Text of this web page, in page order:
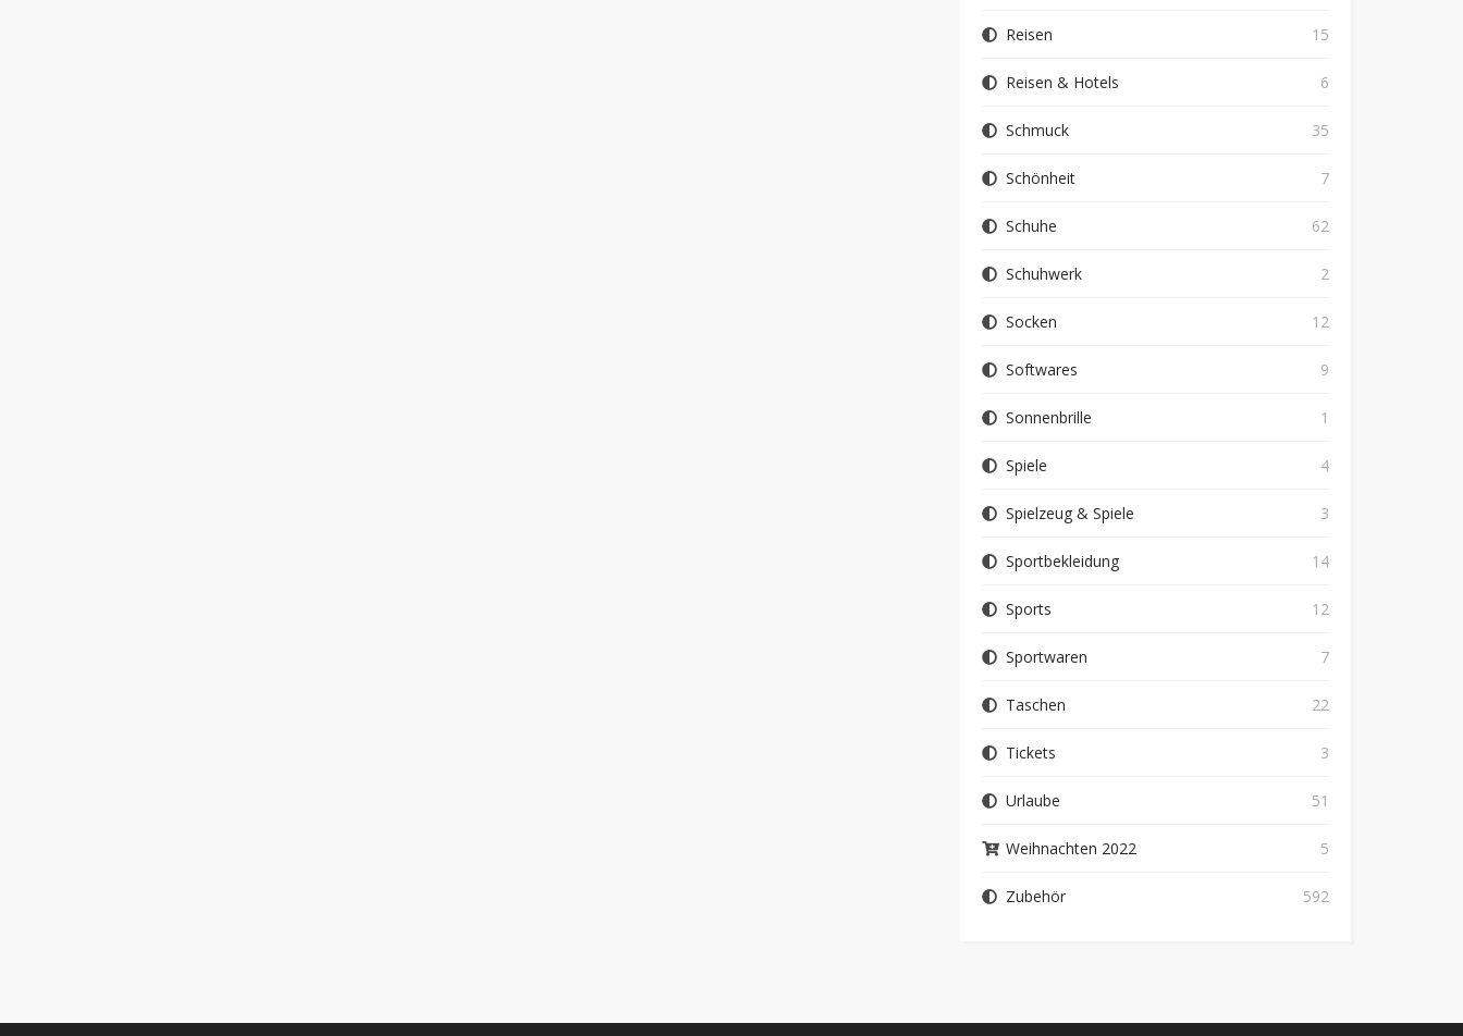
Reisen 15
Reisen & Hotels 6
Schmuck 35
Schönheit 7
Schuhe 62
Schuhwerk 2
Socken 12
Softwares 9
Sonnenbrille 1
Spiele 4
Spielzeug & Spiele 3
Sportbekleidung 14
Sports 12
Sportwaren 7
Taschen 22
Tickets 3
Urlaube 51
Weihnachten 2022 5
Zubehör 592